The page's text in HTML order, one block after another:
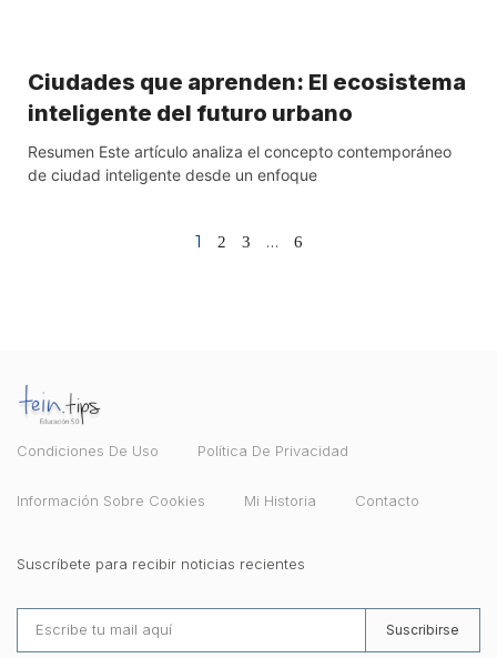
Ciudades que aprenden: El ecosistema
inteligente del futuro urbano
Resumen Este artículo analiza el concepto contemporáneo
de ciudad inteligente desde un enfoque
1 2 3 … 6
Condiciones De Uso Política De Privacidad
Información Sobre Cookies Mi Historia Contacto
Suscríbete para recibir noticias recientes
Suscribirse